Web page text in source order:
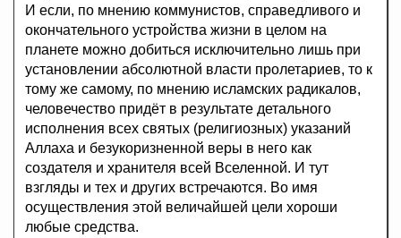
И если, по мнению коммунистов, справедливого и
окончательного устройства жизни в целом на
планете можно добиться исключительно лишь при
установлении абсолютной власти пролетариев, то к
тому же самому, по мнению исламских радикалов,
человечество придёт в результате детального
исполнения всех святых (религиозных) указаний
Аллаха и безукоризненной веры в него как
создателя и хранителя всей Вселенной. И тут
взгляды и тех и других встречаются. Во имя
осуществления этой величайшей цели хороши
любые средства.